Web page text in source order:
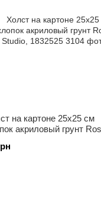
на картоне 25x25 см
акриловый грунт